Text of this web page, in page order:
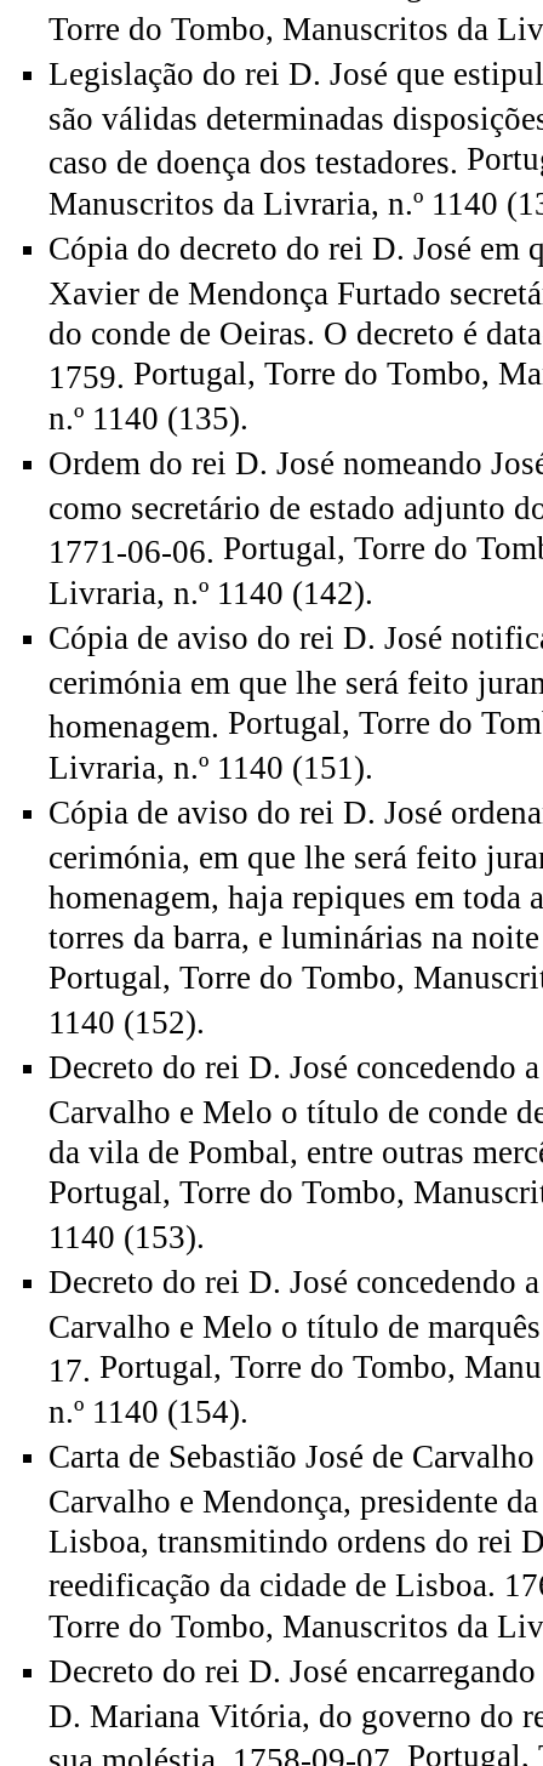
Torre do Tombo, Manuscritos da
Legislação do rei D. José que
são válidas determinadas
caso de doença dos testadores.
Manuscritos da Livraria, n.º 1140
Cópia do decreto do rei D. José em
Xavier de Mendonça Furtado
do conde de Oeiras. O decreto é
1759. Portugal, Torre do Tombo,
n.º 1140 (135).
Ordem do rei D. José nomeando
como secretário de estado adjunto
1771-06-06. Portugal, Torre do
Livraria, n.º 1140 (142).
Cópia de aviso do rei D. José
cerimónia em que lhe será feito
homenagem.
Portugal, Torre do
Livraria, n.º 1140 (151).
Cópia de aviso do rei D. José
cerimónia, em que lhe será feito
homenagem, haja repiques em toda
torres da barra, e luminárias na
Portugal, Torre do Tombo,
1140 (152).
Decreto do rei D. José concedendo
Carvalho e Melo o título de conde
da vila de Pombal, entre outras
Portugal, Torre do Tombo,
1140 (153).
Decreto do rei D. José concedendo
Carvalho e Melo o título de
17. Portugal, Torre do Tombo,
n.º 1140 (154).
Carta de Sebastião José de
Carvalho e Mendonça, presidente
Lisboa, transmitindo ordens do rei
reedificação da cidade de Lisboa.
Torre do Tombo, Manuscritos da
Decreto do rei D. José
D. Mariana Vitória, do governo do
sua moléstia. 1758-09-07. Portugal,